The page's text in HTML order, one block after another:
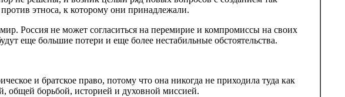
этноса, к которому они принадлежали.
Россия не может согласиться на перемирие и компромиссы на своих
еще большие потери и еще более нестабильные обстоятельства.
и братское право, потому что она никогда не приходила туда как
общей борьбой, историей и духовной миссией.